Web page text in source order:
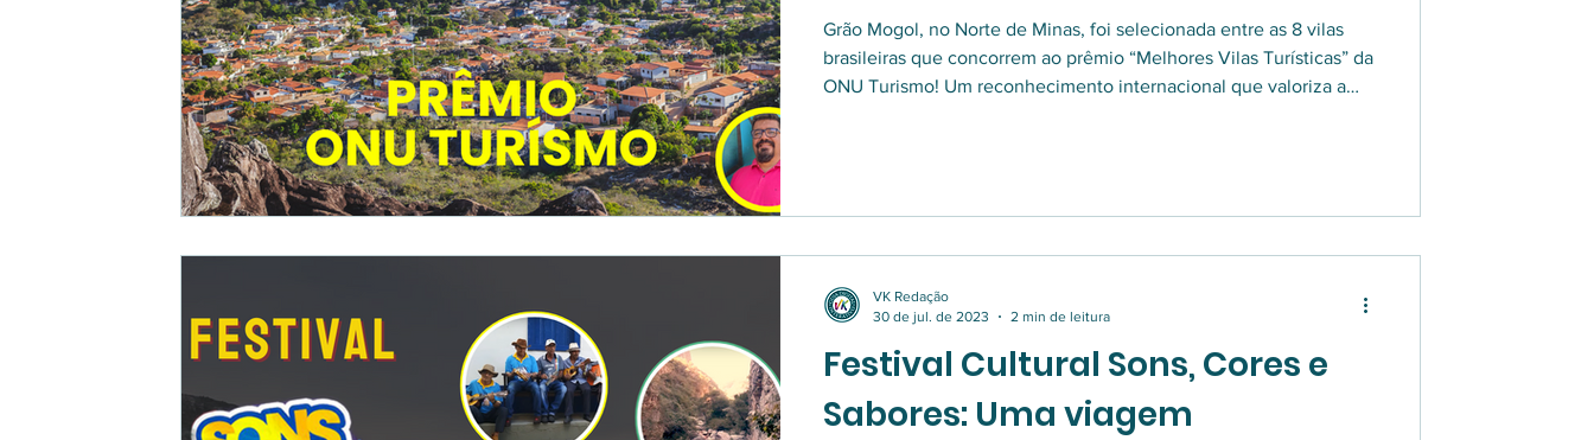
Turismo e conquistar o mundo!
Grão Mogol, no Norte de Minas, foi selecionada entre as 8 vilas
brasileiras que concorrem ao prêmio “Melhores Vilas Turísticas” da
ONU Turismo! Um reconhecimento internacional que valoriza a
Festival Cultural Sons, Cores e
Sabores: Uma viagem
VK Redação
30 de jul. de 2023
2 min de leitura